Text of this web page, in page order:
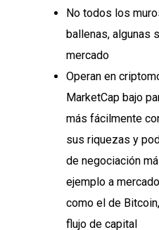
No todos los
ballenas, algunas
mercado
Operan en
MarketCap bajo
más fácilmente
sus riquezas y
de negociación
ejemplo a
como el de
flujo de capital